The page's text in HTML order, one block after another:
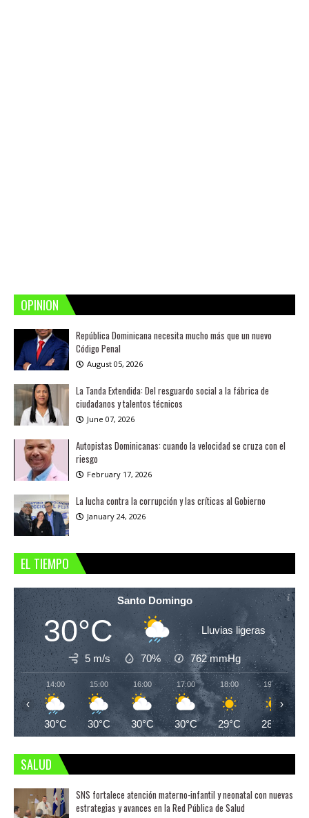
OPINION
República Dominicana necesita mucho más que un nuevo
Código Penal
August 05, 2026
La Tanda Extendida: Del resguardo social a la fábrica de
ciudadanos y talentos técnicos
June 07, 2026
Autopistas Dominicanas: cuando la velocidad se cruza con el
riesgo
February 17, 2026
La lucha contra la corrupción y las críticas al Gobierno
January 24, 2026
EL TIEMPO
Santo Domingo
30°C Lluvias ligeras
5 m/s 70% 762mmHg
14:00
30°C
15:00
30°C
16:00
30°C
17:00
30°C
18:00
29°C
19:00
28°C
‹ ›
SALUD
SNS fortalece atención materno-infantil y neonatal con nuevas
estrategias y avances en la Red Pública de Salud